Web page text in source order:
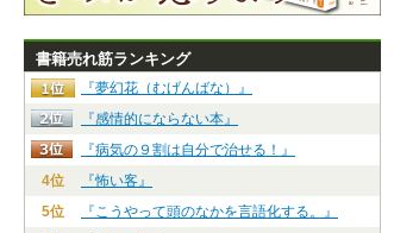
書籍売れ筋ランキング
『夢幻花（むげんばな）』
『感情的にならない本』
『病気の９割は自分で治せる！』
4位
『怖い客』
5位
『こうやって頭のなかを言語化する。』